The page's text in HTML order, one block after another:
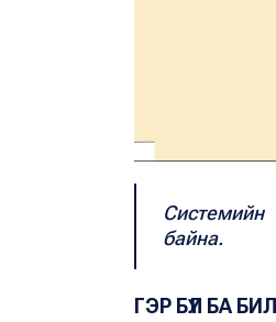
байна.
ГЭР БҮЛ БА